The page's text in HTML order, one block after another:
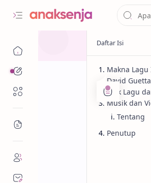
Beranda Analisis
Lirik
Makna Lagu
David
Lirik Lagu
Musik dan
Tentang
Penutup